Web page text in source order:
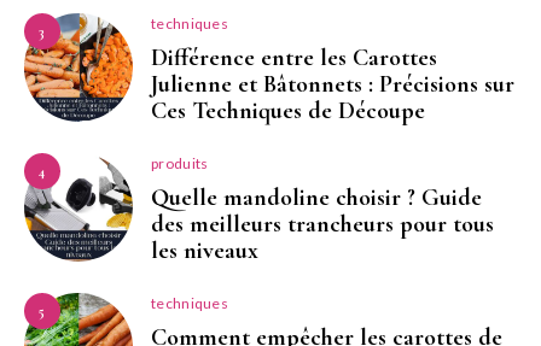
3 techniques
Différence entre les Carottes
Julienne et Bâtonnets : Précisions sur
Ces Techniques de Découpe
4 produits
Quelle mandoline choisir ? Guide
des meilleurs trancheurs pour tous
les niveaux
5 techniques
Comment empêcher les carottes de